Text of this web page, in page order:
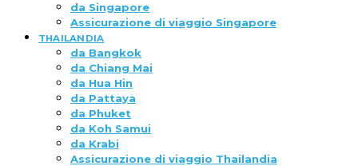
da Singapore
Assicurazione di viaggio Singapore
THAILANDIA
da Bangkok
da Chiang Mai
da Hua Hin
da Pattaya
da Phuket
da Koh Samui
da Krabi
Assicurazione di viaggio Thailandia